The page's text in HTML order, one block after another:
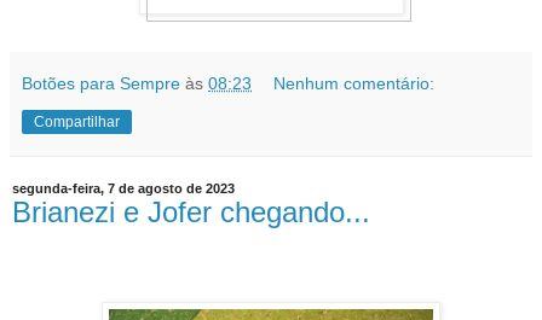
Botões para Sempre às 08:23 Nenhum comentário:
Compartilhar
segunda-feira, 7 de agosto de 2023
Brianezi e Jofer chegando...